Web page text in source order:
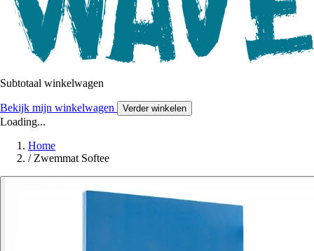
Subtotaal winkelwagen
Bekijk mijn winkelwagen Verder winkelen
Loading...
Home
/ Zwemmat Softee